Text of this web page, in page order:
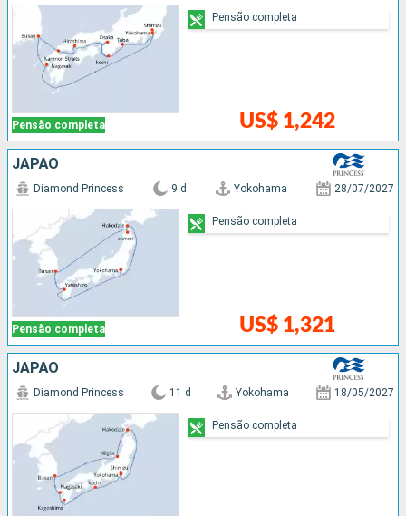
Pensão completa US$ 1,242
Pensão completa
JAPÃO
Pensão completa
Diamond Princess 9 d Yokohama 28/07/2027
US$ 1,321
Pensão completa
JAPÃO
Diamond Princess 11 d Yokohama 18/05/2027
Pensão completa